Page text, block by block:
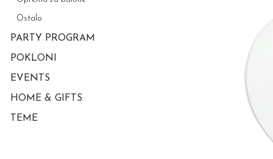
Ostalo
PARTY PROGRAM
POKLONI
EVENTS
HOME & GIFTS
TEME